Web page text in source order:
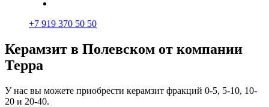
+7 919 370 50 50
Керамзит в Полевском от компании
Терра
У нас вы можете приобрести керамзит фракций 0-5, 5-10, 10-
20 и 20-40.